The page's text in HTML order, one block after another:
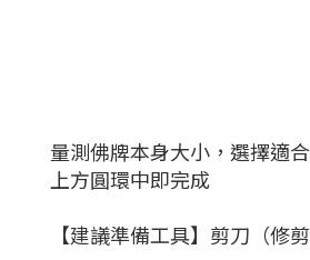
量測佛牌本身大小，選擇適
上方圓環中即完成
【建議準備工具】剪刀（修